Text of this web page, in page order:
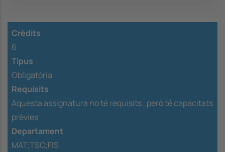
Crèdits
6
Tipus
Obligatòria
Requisits
Aquesta assignatura no té requisits , però té capacitats
prèvies
Departament
MAT;TSC;FIS